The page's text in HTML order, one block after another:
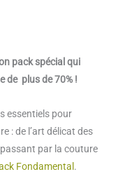
pack spécial qui
de plus de 70% !
essentiels pour
: de l’art délicat des
par la couture
Fondamental .